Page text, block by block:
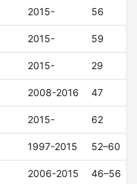
2015- 56
2015- 59
2015- 29
2008-2016 47
2015- 62
1997-2015 52–60
2006-2015 46–56